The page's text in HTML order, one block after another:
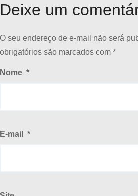
Deixe um
O seu endereço de e-mail não será
obrigatórios são marcados com *
Nome *
E-mail *